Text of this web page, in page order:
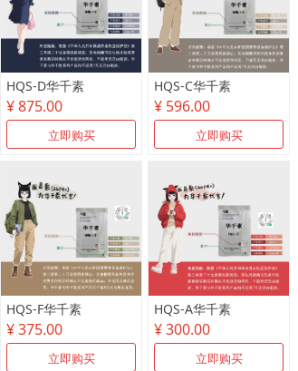
HQS-D华千素
¥ 875.00
立即购买
HQS-C华千素
¥ 596.00
立即购买
HQS-F华千素
¥ 375.00
立即购买
HQS-A华千素
¥ 300.00
立即购买